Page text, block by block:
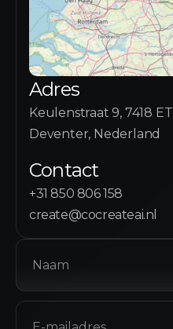
Adres
Keulenstraat 9, 7418 ET
Deventer, Nederland
Contact
+31 850 806 158
create@cocreateai.nl